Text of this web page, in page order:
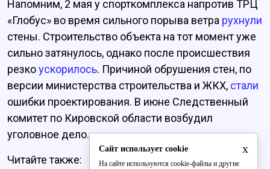
Напомним, 2 мая у спорткомплекса напротив ТРЦ
«Глобус» во время сильного порыва ветра рухнули
стены. Строительство объекта на тот момент уже
сильно затянулось, однако после происшествия
резкоускорилось. Причиной обрушения стен, по
версии министерства строительства и ЖКХ, стали
ошибки проектирования. В июне Следственный
комитет по Кировской области возбудил
уголовное дело.
Читайте также:
x
Сайт использует cookie
На сайте используются cookie-файлы и другие